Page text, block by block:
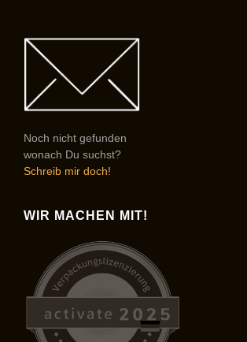
Noch nicht gefunden
wonach Du suchst?
Schreib mir doch!
WIR MACHEN MIT!